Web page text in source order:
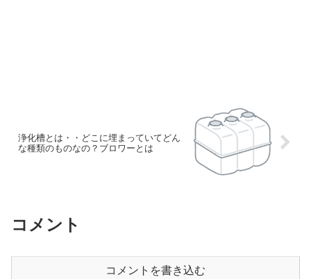
浄化槽とは・・どこに埋まっていてどん
な種類のものなの？ブロワーとは
コメント
コメントを書き込む